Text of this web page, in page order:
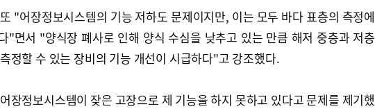
"어장정보시스템의 기능 저하도 문제이지만, 이는 모두 바다 표층의 측정에
"면서 "양식장 폐사로 인해 양식 수심을 낮추고 있는 만큼 해저 중층과 저층
정할 수 있는 장비의 기능 개선이 시급하다"고 강조했다.
장정보시스템이 잦은 고장으로 제 기능을 하지 못하고 있다고 문제를 제기했